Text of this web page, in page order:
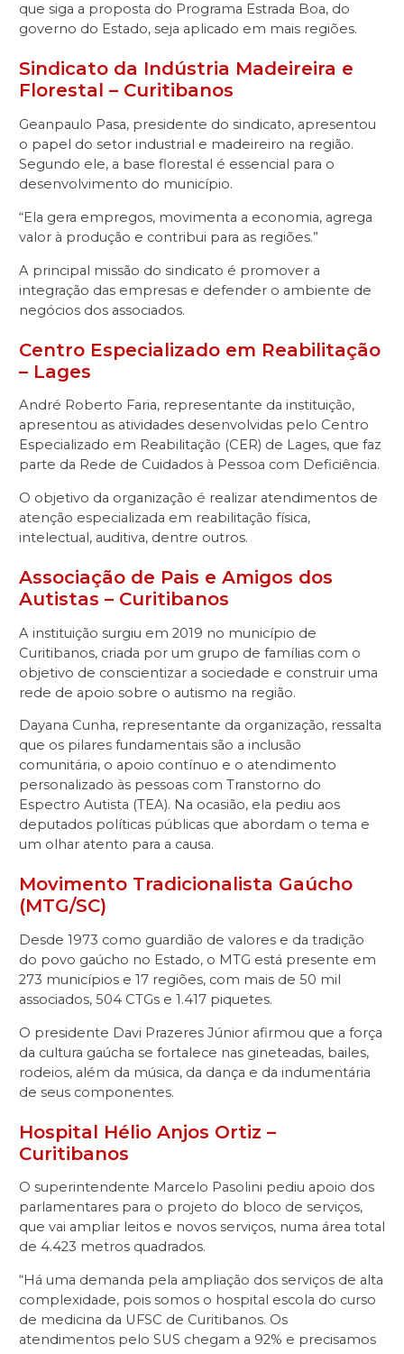
que siga a proposta do Programa Estrada Boa, do
governo do Estado, seja aplicado em mais regiões.
Sindicato da Indústria Madeireira e
Florestal – Curitibanos
Geanpaulo Pasa, presidente do sindicato, apresentou
o papel do setor industrial e madeireiro na região.
Segundo ele, a base florestal é essencial para o
desenvolvimento do município.
“Ela gera empregos, movimenta a economia, agrega
valor à produção e contribui para as regiões.”
A principal missão do sindicato é promover a
integração das empresas e defender o ambiente de
negócios dos associados.
Centro Especializado em Reabilitação
– Lages
André Roberto Faria, representante da instituição,
apresentou as atividades desenvolvidas pelo Centro
Especializado em Reabilitação (CER) de Lages, que faz
parte da Rede de Cuidados à Pessoa com Deficiência.
O objetivo da organização é realizar atendimentos de
atenção especializada em reabilitação física,
intelectual, auditiva, dentre outros.
Associação de Pais e Amigos dos
Autistas – Curitibanos
A instituição surgiu em 2019 no município de
Curitibanos, criada por um grupo de famílias com o
objetivo de conscientizar a sociedade e construir uma
rede de apoio sobre o autismo na região.
Dayana Cunha, representante da organização, ressalta
que os pilares fundamentais são a inclusão
comunitária, o apoio contínuo e o atendimento
personalizado às pessoas com Transtorno do
Espectro Autista (TEA). Na ocasião, ela pediu aos
deputados políticas públicas que abordam o tema e
um olhar atento para a causa.
Movimento Tradicionalista Gaúcho
(MTG/SC)
Desde 1973 como guardião de valores e da tradição
do povo gaúcho no Estado, o MTG está presente em
273 municípios e 17 regiões, com mais de 50 mil
associados, 504 CTGs e 1.417 piquetes.
O presidente Davi Prazeres Júnior afirmou que a força
da cultura gaúcha se fortalece nas gineteadas, bailes,
rodeios, além da música, da dança e da indumentária
de seus componentes.
Hospital Hélio Anjos Ortiz –
Curitibanos
O superintendente Marcelo Pasolini pediu apoio dos
parlamentares para o projeto do bloco de serviços,
que vai ampliar leitos e novos serviços, numa área total
de 4.423 metros quadrados.
“Há uma demanda pela ampliação dos serviços de alta
complexidade, pois somos o hospital escola do curso
de medicina da UFSC de Curitibanos. Os
atendimentos pelo SUS chegam a 92% e precisamos